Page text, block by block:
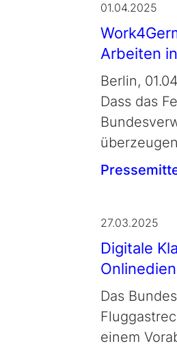
01.04.2025
Arbeiten
Berlin,
Dass das
27.03.2025
Digitale
Das
einem